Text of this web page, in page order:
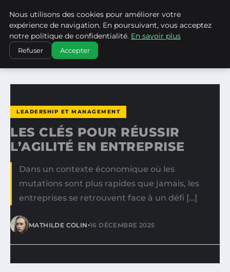
WP CAPE
ACCUEIL
LEADERSHIP ET MANAGEMENT
LES CLÉS POUR RÉUSSIR L’AGILITÉ EN ENTREPRISE
LEADERSHIP ET MANAGEMENT
LES CLÉS POUR RÉUSSIR
L’AGILITÉ EN ENTREPRISE
Dans un contexte économique où les
mutations sont plus rapides que jamais, les
entreprises se retrouvent face à un défi […]
MATHILDE COLIN•16 DÉCEMBRE 2025
Nous utilisons des cookies pour améliorer votre
expérience de navigation. En poursuivant, vous acceptez
notre politique de confidentialité. En savoir plus
Refuser Accepter